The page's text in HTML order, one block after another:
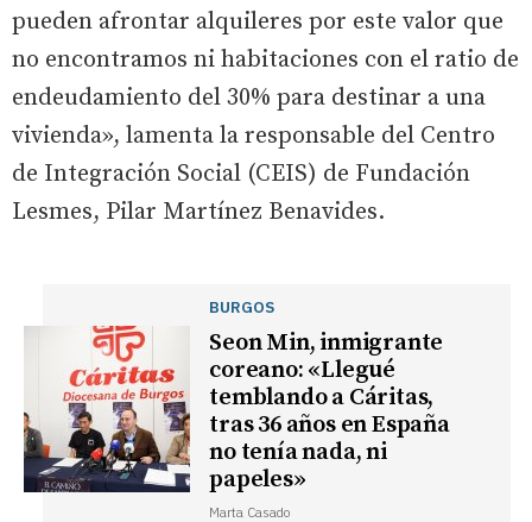
pueden afrontar alquileres por este valor que
no encontramos ni habitaciones con el ratio de
endeudamiento del 30% para destinar a una
vivienda», lamenta la responsable del Centro
de Integración Social (CEIS) de Fundación
Lesmes, Pilar Martínez Benavides.
BURGOS
Seon Min, inmigrante
coreano: «Llegué
temblando a Cáritas,
tras 36 años en España
no tenía nada, ni
papeles»
Marta Casado